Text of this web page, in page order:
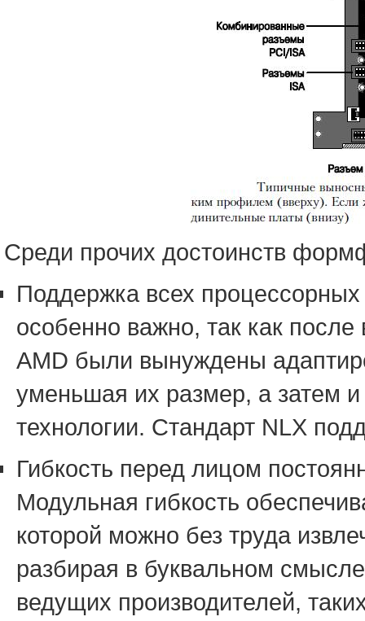
Среди прочих достоинств
Поддержка всех
особенно важно, так как
AMD были вынуждены
уменьшая их размер, а затем и
технологии. Стандарт NLX
Гибкость перед лицом
Модульная гибкость
которой можно без труда
разбирая в буквальном
ведущих производителей,